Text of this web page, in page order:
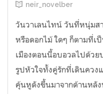
neir_novelber
วันวาเลนไทน์ วันที่หนุ่มส
หรือดอกไม้ ใดๆ ก็ตามที่เ
เมืองตอนนี้อบอวลไปด้วย
รูปหัวใจทั้งคู่รักที่เดินควง
คุ้นหูดังขึ้นมาจากด้านหลั